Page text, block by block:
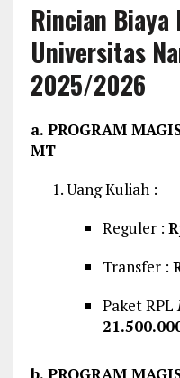
Rincian Biaya
Universitas
2025/2026
a. PROGRAM
MT
Uang Kuliah :
Reguler :
Transfer :
Paket RPL